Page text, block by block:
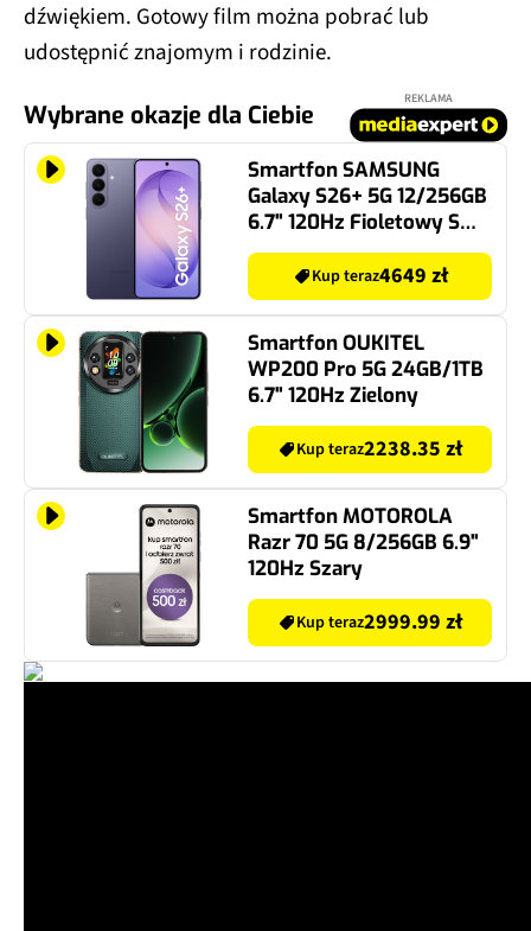
dźwiękiem. Gotowy film można pobrać lub
udostępnić znajomym i rodzinie.
Wybrane okazje dla Ciebie
REKLAMA
Smartfon SAMSUNG
Galaxy S26+ 5G 12/256GB
6.7" 120Hz Fioletowy SM-
S947
Kup teraz4649 zł
Smartfon OUKITEL
WP200 Pro 5G 24GB/1TB
6.7" 120Hz Zielony
Kup teraz2238.35 zł
Smartfon MOTOROLA
Razr 70 5G 8/256GB 6.9"
120Hz Szary
Kup teraz2999.99 zł